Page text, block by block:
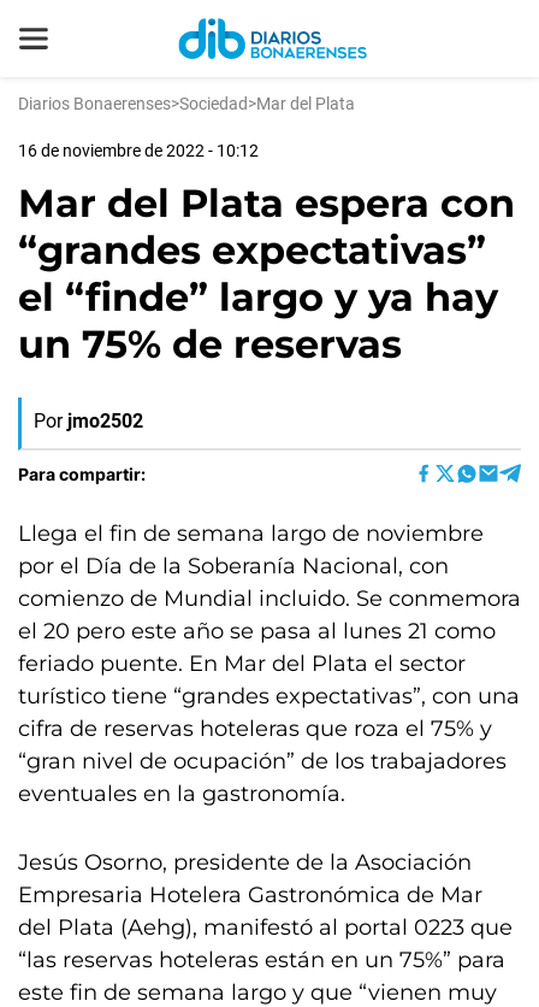
Diarios Bonaerenses>Sociedad>Mar del Plata
16 de noviembre de 2022 - 10:12
Mar del Plata espera con
“grandes expectativas”
el “finde” largo y ya hay
un 75% de reservas
Por jmo2502
Para compartir:
Llega el fin de semana largo de noviembre
por el Día de la Soberanía Nacional, con
comienzo de Mundial incluido. Se conmemora
el 20 pero este año se pasa al lunes 21 como
feriado puente. En Mar del Plata el sector
turístico tiene “grandes expectativas”, con una
cifra de reservas hoteleras que roza el 75% y
“gran nivel de ocupación” de los trabajadores
eventuales en la gastronomía.
Jesús Osorno, presidente de la Asociación
Empresaria Hotelera Gastronómica de Mar
del Plata (Aehg), manifestó al portal 0223 que
“las reservas hoteleras están en un 75%” para
este fin de semana largo y que “vienen muy